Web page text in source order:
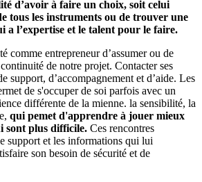
d’avoir à faire un choix, soit celui
tous les instruments ou de trouver une
a l’expertise et le talent pour le faire.
comme entrepreneur d’assumer ou de
de notre projet. Contacter ses
support, d’accompagnement et d’aide. Les
de s'occuper de soi parfois avec un
différente de la mienne. la sensibilité, la
qui pemet d'apprendre à jouer mieux
sont plus difficile. Ces rencontres
support et les informations qui lui
son besoin de sécurité et de